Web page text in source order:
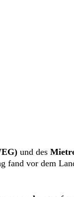
und des
fand vor dem